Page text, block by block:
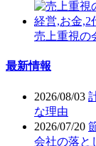
売上重視の
最新情報
2026/08/03
な理由
2026/07/20
会社の落と